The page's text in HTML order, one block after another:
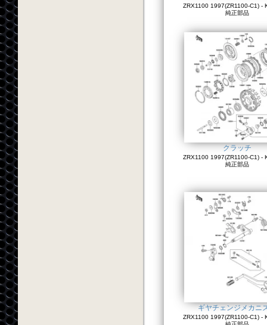
ZRX1100 1997(ZR1100-C1) -
純正部品
クラッチ
ZRX1100 1997(ZR1100-C1) -
純正部品
ギヤチェンジメカニ
ZRX1100 1997(ZR1100-C1) -